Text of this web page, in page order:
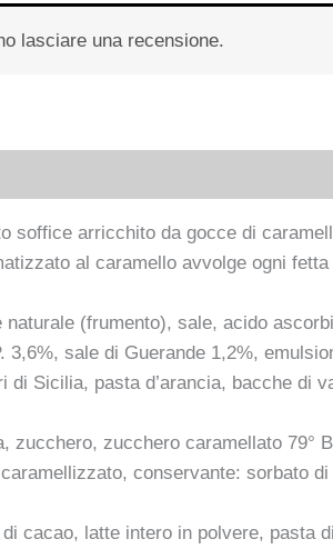
lasciare una recensione.
soffice arricchito da gocce di
al caramello avvolge ogni
(frumento), sale, acido
sale di Guerande 1,2%,
Sicilia, pasta d’arancia, bacche di
zucchero caramellato 79°
conservante: sorbato di
cacao, latte intero in polvere, pasta